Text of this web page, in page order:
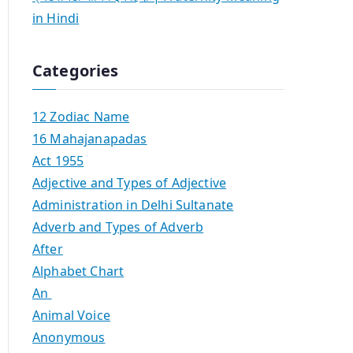
in Hindi
Categories
12 Zodiac Name
16 Mahajanapadas
Act 1955
Adjective and Types of Adjective
Administration in Delhi Sultanate
Adverb and Types of Adverb
After
Alphabet Chart
An
Animal Voice
Anonymous